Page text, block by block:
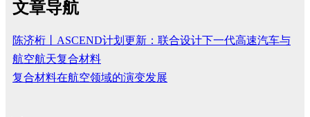
文章导航
陈济桁丨ASCEND计划更新：联合设计下一代高速汽车与
航空航天复合材料
复合材料在航空领域的演变发展